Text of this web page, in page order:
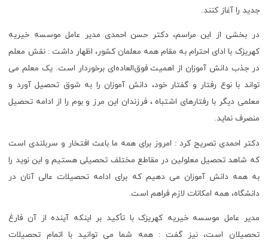
جدید را آغاز کنند.
در بخشی از این مراسم، دکتر حسن احمدی مدیر عامل موسسه خیریه
کهریزک با ادای احترام به مقام همه معلمان کشور، اظهار داشت : نقش معلم
در جذب دانش آموزان از اهمیت فوق‌العاده‌ای برخوردار است. یک معلم می
تواند با نوع رفتار و گفتار خود، دانش آموزان را به شوق تحصیل آورد و
معلمی دیگر با رفتارهای اشتباه ، فرزندان این مرز و بوم را از ادامه تحصیل
منصرف نماید.
دکتر احمدی تصریح کرد : امروز برای همه ما باعث افتخار و سربلندی است
که شاهد تحصیل معلولین در مقاطع مختلف تحصیلی هستیم و این نوید را
به همه دانش آموزان می دهیم که برای ادامه تحصیلات عالی آنان در
دانشگاه، همه امکانات لازم فراهم است.
مدیر عامل موسسه خیریه کهریزک با تأکید بر اینکه آینده از آن فارغ
تحصیلان است، نیز گفت : همه شما می توانید با اتمام تحصیلات